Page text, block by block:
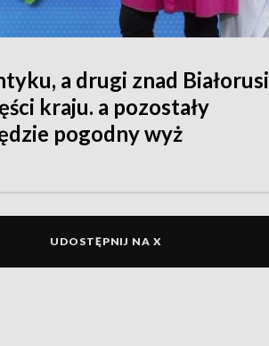
a drugi znad Białorusi
kraju. a pozostały
pogodny wyż
UDOSTĘPNIJ NA X